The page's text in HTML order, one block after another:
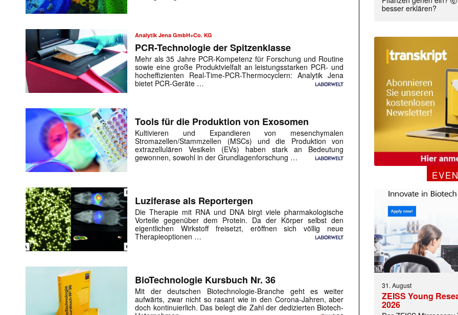
Mit dem |transkript-Newsletter jede Woche aktuell
E-
Analytik Jena GmbH+Co. KG
PCR-Technologie der Spitzenklasse
Mehr als 35 Jahre PCR-Kompetenz für Forschung und Routine
sowie eine große Produktvielfalt an leistungsstarken PCR- und
hocheffizienten Real-Time-PCR-Thermocyclern: Analytik Jena
bietet PCR-Geräte …
Tools für die Produktion von Exosomen
Kultivieren und Expandieren von mesenchymalen
Stromazellen/Stammzellen (MSCs) und die Produktion von
extrazellulären Vesikeln (EVs) haben stark an Bedeutung
gewonnen, sowohl in der Grundlagenforschung …
Luziferase als Reportergen
Die Therapie mit RNA und DNA birgt viele pharmakologische
Vorteile gegenüber dem Protein. Da der Körper selbst den
eigentlichen Wirkstoff freisetzt, eröffnen sich völlig neue
Therapieoptionen …
BioTechnologie Kursbuch Nr. 36
Mit der deutschen Biotechnologie-Branche geht es weiter
aufwärts, zwar nicht so rasant wie in den Corona-Jahren, aber
doch kontinuierlich. Das belegt die Zahl der dedizierten Biotech-
besser erklären?
31. August
ZEISS Young
2026